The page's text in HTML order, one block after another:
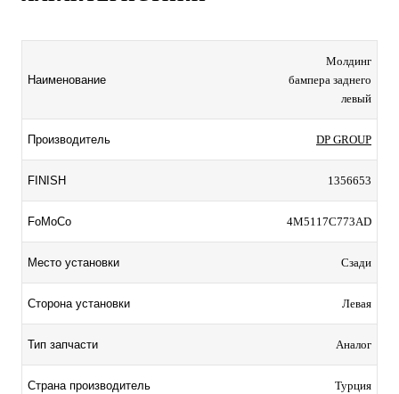
Наименование
Молдинг
бампера заднего
левый
Производитель DP GROUP
FINISH 1356653
FoMoCo 4M5117C773AD
Место установки Сзади
Сторона установки Левая
Тип запчасти Аналог
Страна производитель Турция